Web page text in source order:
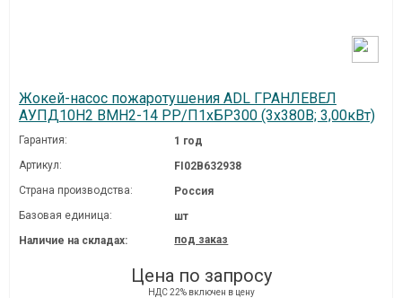
Жокей-насос пожаротушения ADL ГРАНЛЕВЕЛ
АУПД10H2 ВМН2-14 РР/П1хБР300 (3х380В; 3,00кВт)
Гарантия:
1 год
Артикул:
FI02B632938
Страна производства:
Россия
Базовая единица:
шт
Наличие на складах:
под заказ
Цена по запросу
НДС 22% включен в цену